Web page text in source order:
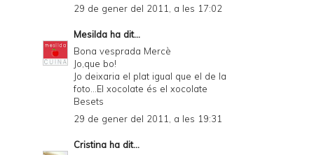
29 de gener del 2011, a les 17:02
Mesilda ha dit...
Bona vesprada Mercè
Jo,que bo!
Jo deixaria el plat igual que el de la
foto...El xocolate és el xocolate
Besets
29 de gener del 2011, a les 19:31
Cristina ha dit...